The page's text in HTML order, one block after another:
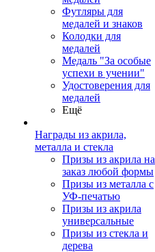
Футляры для
медалей и знаков
Колодки для
медалей
Медаль "За особые
успехи в учении"
Удостоверения для
медалей
Ещё
Награды из акрила,
металла и стекла
Призы из акрила на
заказ любой формы
Призы из металла с
УФ-печатью
Призы из акрила
универсальные
Призы из стекла и
дерева